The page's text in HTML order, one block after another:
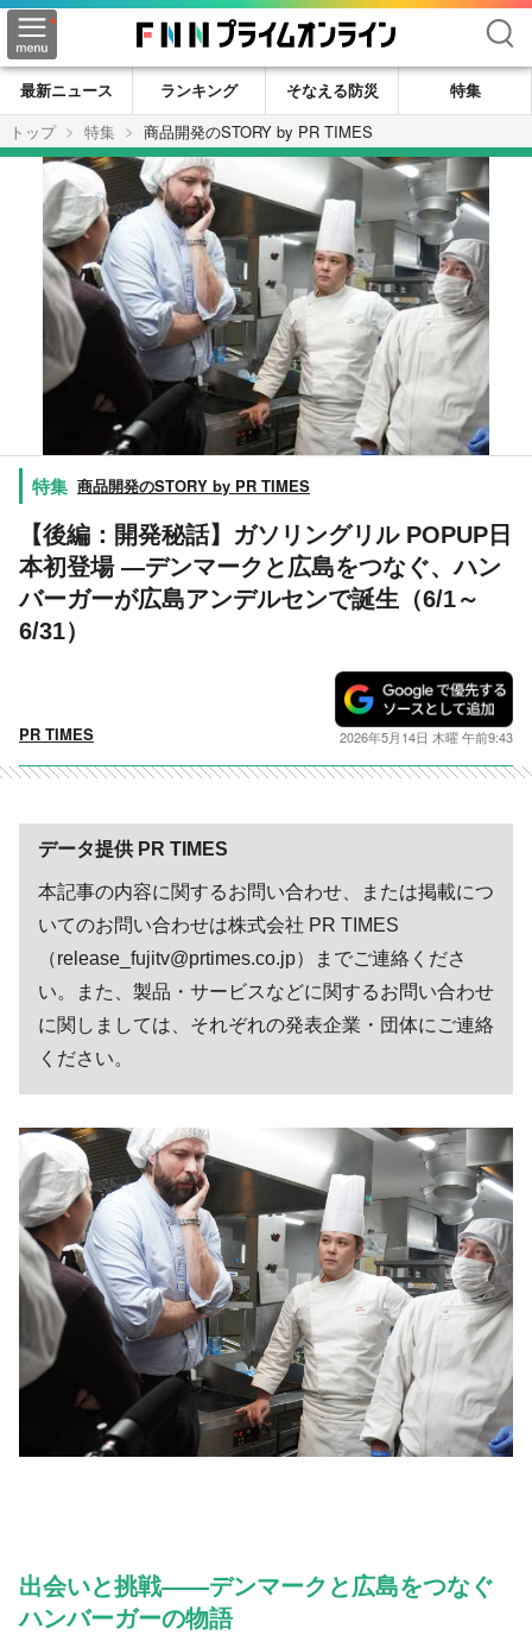
検索
最新ニュース ランキング そなえる防災
特集
トップ
特集 商品開発のSTORY by PR TIMES
商品開発のSTORY by PR TIMES
【後編：開発秘話】ガソリングリル POPUP日
本初登場 ―デンマークと広島をつなぐ、ハン
バーガーが広島アンデルセンで誕生（6/1～
6/31）
PR TIMES 2026年5月14日 木曜 午前9:43
データ提供 PR TIMES
本記事の内容に関するお問い合わせ、または掲載につ
いてのお問い合わせは株式会社 PR TIMES
（release_fujitv@prtimes.co.jp）までご連絡くださ
い。また、製品・サービスなどに関するお問い合わせ
に関しましては、それぞれの発表企業・団体にご連絡
ください。
出会いと挑戦——デンマークと広島をつなぐ
ハンバーガーの物語